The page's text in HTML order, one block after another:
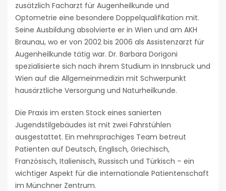
zusätzlich Facharzt für Augenheilkunde und
Optometrie eine besondere Doppelqualifikation mit.
Seine Ausbildung absolvierte er in Wien und am AKH
Braunau, wo er von 2002 bis 2006 als Assistenzarzt für
Augenheilkunde tätig war. Dr. Barbara Dorigoni
spezialisierte sich nach ihrem Studium in Innsbruck und
Wien auf die Allgemeinmedizin mit Schwerpunkt
hausärztliche Versorgung und Naturheilkunde.
Die Praxis im ersten Stock eines sanierten
Jugendstilgebäudes ist mit zwei Fahrstühlen
ausgestattet. Ein mehrsprachiges Team betreut
Patienten auf Deutsch, Englisch, Griechisch,
Französisch, Italienisch, Russisch und Türkisch – ein
wichtiger Aspekt für die internationale Patientenschaft
im Münchner Zentrum.